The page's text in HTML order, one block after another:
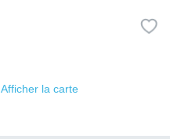
Afficher la carte